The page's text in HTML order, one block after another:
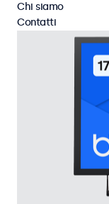
Chi siamo
Contatti